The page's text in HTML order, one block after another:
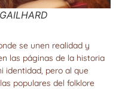
se unen realidad y
las páginas de la historia
identidad, pero al que
populares del folklore